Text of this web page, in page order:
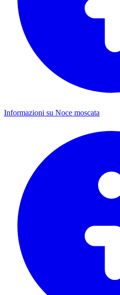
Informazioni su Noce moscata